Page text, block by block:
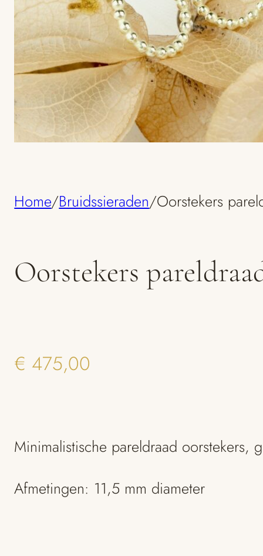
Home/Bruidssieraden/Oorstekers
Oorstekers
€ 475,00
Minimalistische pareldraad oorstekers,
Afmetingen: 11,5 mm diameter